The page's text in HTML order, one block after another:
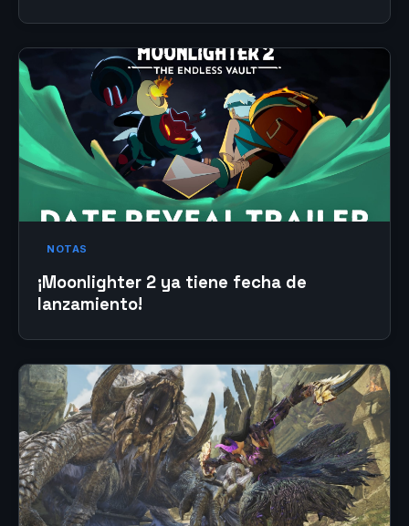
NOTAS
¡Moonlighter 2 ya tiene fecha de
lanzamiento!